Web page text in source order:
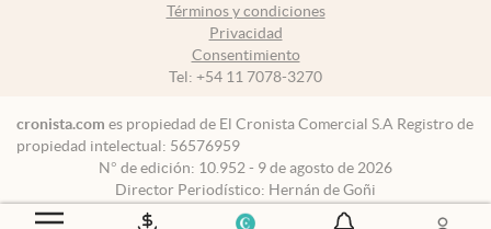
Términos y condiciones
Privacidad
Consentimiento
Tel: +54 11 7078-3270
cronista.com es propiedad de El Cronista Comercial S.A Registro de
propiedad intelectual: 56576959
N° de edición: 10.952 - 9 de agosto de 2026
Director Periodístico: Hernán de Goñi